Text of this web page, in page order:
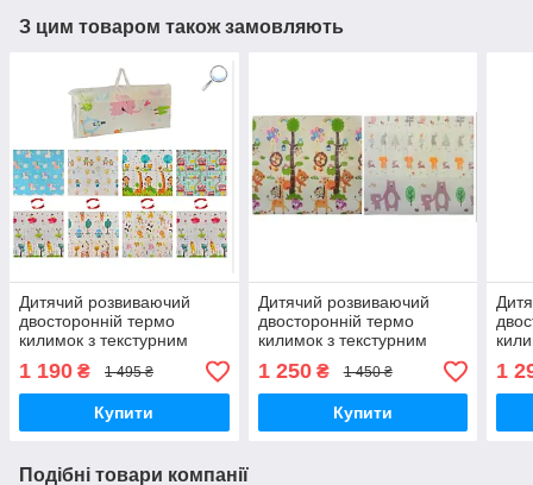
З цим товаром також замовляють
Дитячий розвиваючий
двосторонній термо
килимок з текстурним
товщиною 1см
1 190 ₴ 1 495 ₴
Купити
Дитячий розвиваючий
двосторонній термо
килимок з текстурним
товщиною 1см
1 250₴ 1 450 ₴
Купити
1
Подібні товари компанії